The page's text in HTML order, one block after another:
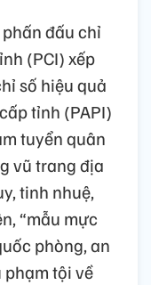
đấu chỉ
(PCI) xếp
số hiệu quả
tỉnh (PAPI)
tuyển quân
vũ trang địa
tinh nhuệ,
“mẫu mực
phòng, an
tội về